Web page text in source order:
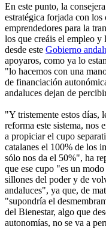
En este punto, la
estratégica forjada con los
emprendedores para la
los que creáis el empleo
desde este Gobierno
apoyaros, como ya lo
"lo hacemos con una
de financiación
andaluces dejan de
"Y tristemente estos días,
reforma este sistema, nos
a propiciar el cupo
catalanes el 100% de los
sólo nos da el 50%", ha
que ese cupo "es un
sillones del poder y de
andaluces", ya que, de
"supondría el
del Bienestar, algo que
autonomías, no se va a